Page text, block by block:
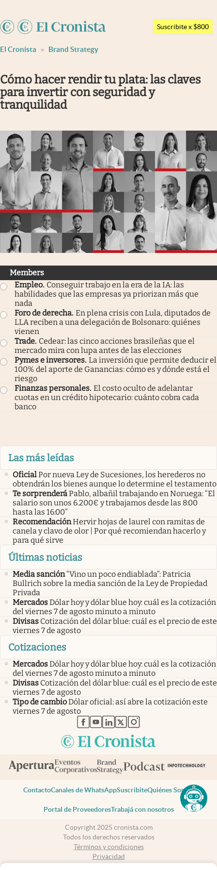
Argentina
Colombia
Members
Economía y Política
Finanzas y Mercados
Mercados Online
Negocios
Columnistas
Otras secciones
Apertura
Infotechnology
Clase
Mundial 2026
Eventos Corporativos
El Cronista Studio
Mediakit
abre en nueva pestaña
Argentina
Suscribite x $800
El Cronista Brand Strategy
Cómo hacer rendir tu plata: las claves
para invertir con seguridad y
tranquilidad
Members
Empleo. Conseguir trabajo en la era de la IA: las
habilidades que las empresas ya priorizan más que
nada
Foro de derecha. En plena crisis con Lula, diputados de
LLA reciben a una delegación de Bolsonaro: quiénes
vienen
Trade. Cedear: las cinco acciones brasileñas que el
mercado mira con lupa antes de las elecciones
Pymes e inversores. La inversión que permite deducir el
100% del aporte de Ganancias: cómo es y dónde está el
riesgo
Finanzas personales. El costo oculto de adelantar
cuotas en un crédito hipotecario: cuánto cobra cada
banco
Las más leídas
OficialPor nueva Ley de Sucesiones, los herederos no
obtendrán los bienes aunque lo determine el testamento
Te sorprenderáPablo, albañil trabajando en Noruega: “El
salario son unos 6.200€ y trabajamos desde las 8:00
hasta las 16:00”
RecomendaciónHervir hojas de laurel con ramitas de
canela y clavo de olor | Por qué recomiendan hacerlo y
para qué sirve
Últimas noticias
Media sanción“Vino un poco endiablada”: Patricia
Bullrich sobre la media sanción de la Ley de Propiedad
Privada
MercadosDólar hoy y dólar blue hoy: cuál es la cotización
del viernes 7 de agosto minuto a minuto
Divisas Cotización del dólar blue: cuál es el precio de este
viernes 7 de agosto
Cotizaciones
MercadosDólar hoy y dólar blue hoy: cuál es la cotización
del viernes 7 de agosto minuto a minuto
Divisas Cotización del dólar blue: cuál es el precio de este
viernes 7 de agosto
Tipo de cambioDólar oficial: así abre la cotización este
viernes 7 de agosto
abre en nueva pestaña
abre en nueva pestaña
abre en nueva pestaña
abre en nueva pestaña
abre en nueva pestaña
ContactoCanales de WhatsAppSuscribiteQuiénes Somos
Portal de ProveedoresTrabajá con nosotros
Copyright 2025 cronista.com
Todos los derechos reservados
Términos y condiciones
Privacidad